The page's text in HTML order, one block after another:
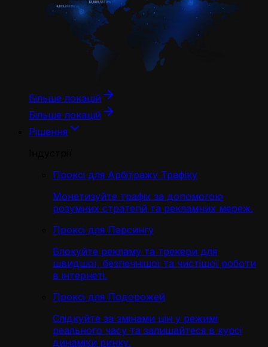
Більше локацій
Більше локацій
Рішення
Проксі для Арбітражу Трафіку
Монетизуйте трафік за допомогою
розумних стратегій та рекламних мереж.
Проксі для Парсингу
Блокуйте рекламу та трекери для
швидшої, безпечнішої та чистішої роботи
в інтернеті.
Проксі для Подорожей
Слідкуйте за змінами цін у режимі
реального часу та залишайтеся в курсі
динаміки ринку.